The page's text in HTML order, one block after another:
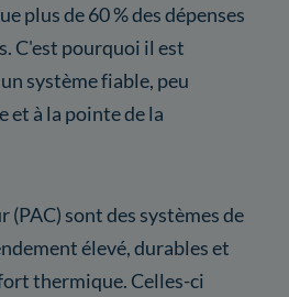
plus de 60 % des dépenses
C'est pourquoi il est
système fiable, peu
et à la pointe de la
(PAC) sont des systèmes de
élevé, durables et
thermique. Celles-ci